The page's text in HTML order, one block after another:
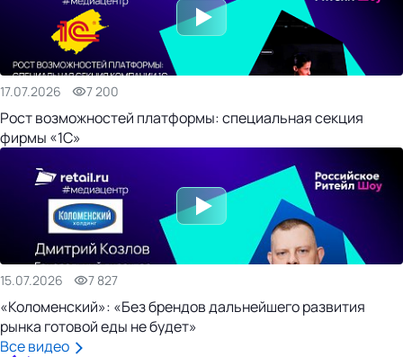
17.07.2026 7 200
Рост возможностей платформы: специальная секция
фирмы «1С»
15.07.2026 7 827
«Коломенский»: «Без брендов дальнейшего развития
рынка готовой еды не будет»
Все видео